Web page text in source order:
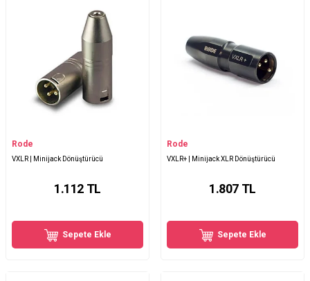
Rode
VXLR | Minijack Dönüştürücü
1.112 TL
Sepete Ekle
Rode
VXLR+ | Minijack XLR Dönüştürücü
1.807 TL
Sepete Ekle